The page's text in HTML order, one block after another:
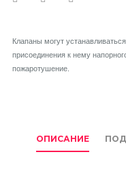
Клапаны могут
присоединения к нему
пожаротушение.
ОПИСАНИЕ